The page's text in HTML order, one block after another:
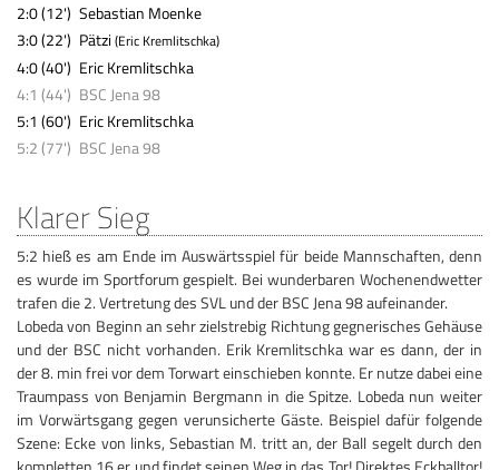
2:0 (12') Sebastian Moenke
3:0 (22') Pätzi (Eric Kremlitschka)
4:0 (40') Eric Kremlitschka
4:1 (44') BSC Jena 98
5:1 (60') Eric Kremlitschka
5:2 (77') BSC Jena 98
Klarer Sieg
5:2 hieß es am Ende im Auswärtsspiel für beide Mannschaften, denn
es wurde im Sportforum gespielt. Bei wunderbaren Wochenendwetter
trafen die 2. Vertretung des SVL und der BSC Jena 98 aufeinander.
Lobeda von Beginn an sehr zielstrebig Richtung gegnerisches Gehäuse
und der BSC nicht vorhanden. Erik Kremlitschka war es dann, der in
der 8. min frei vor dem Torwart einschieben konnte. Er nutze dabei eine
Traumpass von Benjamin Bergmann in die Spitze. Lobeda nun weiter
im Vorwärtsgang gegen verunsicherte Gäste. Beispiel dafür folgende
Szene: Ecke von links, Sebastian M. tritt an, der Ball segelt durch den